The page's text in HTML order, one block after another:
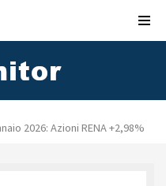
2026: Azioni RENA +2,98%